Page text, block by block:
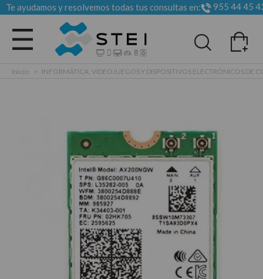
Te ayudamos y resolvemos todas tus consultas en: 955 44 45
Todas las categorias
Inicio > INFORMÁTICA, VIDEOJUEGOS Y DISPOSITIVOS ELECTRÓNICOS DE